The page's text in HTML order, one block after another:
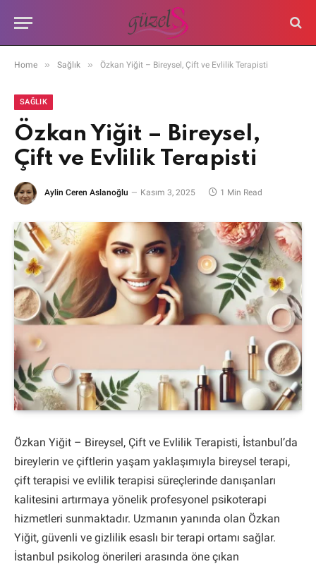
Home » Sağlık » Özkan Yiğit – Bireysel, Çift ve Evlilik Terapisti
SAĞLIK
Özkan Yiğit – Bireysel,
Çift ve Evlilik Terapisti
Aylin Ceren Aslanoğlu Kasım 3, 2025 1 Min Read
Özkan Yiğit – Bireysel, Çift ve Evlilik Terapisti, İstanbul’da
bireylerin ve çiftlerin yaşam yaklaşımıyla bireysel terapi,
çift terapisi ve evlilik terapisi süreçlerinde danışanları
kalitesini artırmaya yönelik profesyonel psikoterapi
hizmetleri sunmaktadır. Uzmanın yanında olan Özkan
Yiğit, güvenli ve gizlilik esaslı bir terapi ortamı sağlar.
İstanbul psikolog önerileri arasında öne çıkan